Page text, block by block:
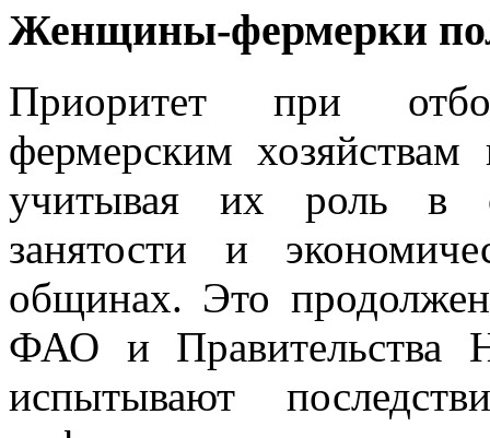
Женщины-фермерки
Приоритет при
фермерским
учитывая их роль в
занятости и
общинах. Это
ФАО и Правительства
испытывают